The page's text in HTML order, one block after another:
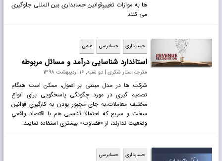
ها به موازات تغییرِقوانین حسابداری بین المللی جلوگیری
می کنند
حسابداری حسابرسی علمی
استاندارد شناسایی درآمد و مساﺋل مربوطه
مترجم:ستار شکری | دو شنبه, 16 ارديبهشت 1398
شرکت ها در مدل مبتنی بر اصول، ممکن است هنگام
تصمیم گیری در مورد چگونگی پاسخگویی برای انواع
مختلف معاملات،به جای مجبور بودن به کارگیریِ قوانین
سخت و سریع که احتمالا تناسبی هم با اقتصاد واقعیِ
وضعیت ندارند، از «قضاوت» بیشتری استفاده نمایند.
حسابداری حسابرسی